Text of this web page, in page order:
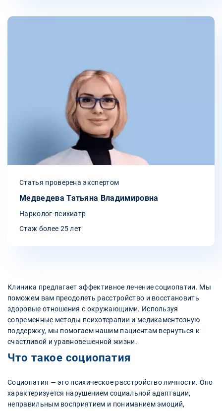
Статья проверена экспертом
Медведева Татьяна Владимировна
Нарколог-психиатр
Стаж более 25 лет
Клиника предлагает эффективное лечение социопатии. Мы
поможем вам преодолеть расстройство и восстановить
здоровые отношения с окружающими. Используя
современные методы психотерапии и медикаментозную
поддержку, мы помогаем нашим пациентам вернуться к
счастливой и уравновешенной жизни.
Что такое социопатия
Социопатия — это психическое расстройство личности. Оно
характеризуется нарушением социальной адаптации,
неправильным восприятием и пониманием эмоций,